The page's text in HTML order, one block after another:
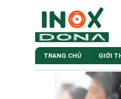
TRANG CHỦ GIỚI